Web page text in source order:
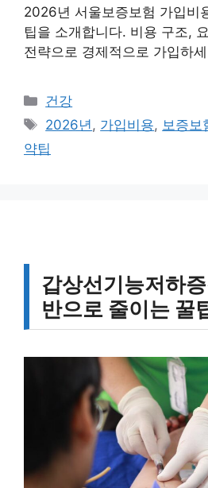
2026년 서울보증보험 가입비
팁을 소개합니다. 비용 구조,
전략으로 경제적으로 가입하
카
테
리
건강
태
그
2026년, 가입비용, 보증보
약팁
갑상선기능저하
반으로 줄이는 꿀